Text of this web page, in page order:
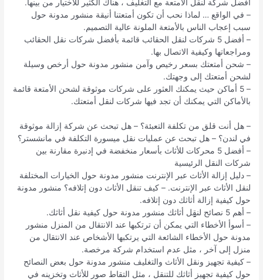
أفضل شركة لنقل الأمتعة مع التغليف ، هناك الكثير للاختيار من بينها.
– في الواقع … لماذا نحب أن تكون أمتعتنا أنيقة منشور مدونة حول
سبب إعجاب الناس بالأمتعة الملونة عالية التصميم.
– أفضل 5 شركات لنقل الحقائب قائمة بأفضل شركات نقل الحقائب
ومراجعاتها وكيفية الاتصال بها.
– شحن أمتعتك بسعر رخيص وآمن منشور مدونة حول أرخص وسيلة
لشحن أمتعتك إلى وجهتك.
– 5 أماكن حيث يمكنك العثور على شركات موثوقة لشحن الأمتعة قائمة
بالأماكن التي يمكنك أن تجد فيها شركات لنقل أمتعتك.
– هل أنت قلق من تكلفة التعبئة؟ – هل تبحث عن شركة إزالة موثوقة
في لندن؟ – هل تبحث عن عمليات نقل ميسورة التكلفة في مانشستر؟
– أفضل 5 محركات للأثاث بأسعار منخفضة في إدنبرة مقارنة بين
شركات النقل الرئيسية
– دليل إزالة الأثاث عبر الإنترنت منشور مدونة حول الخيارات المختلفة
لنقل الأثاث عبر الإنترنت. – كيف تنقل الأثاث دون إتلافه؟ منشور مدونة
حول كيفية إزالة أثاثك دون إتلافه.
– أهم 5 نصائح لنقِِِِِِِِِِِِِِِِِل أثاثك منشور مدونة حول كيفية نقل أثاثك.
– أسوأ الأخطاء التي يمكن أن ترتكبها عند الانتقال من المنزل منشور
مدونة حول الأخطاء الشائعة التي يرتكبها الأشخاص عند الانتقال من
منزل إلى آخر ، مثل عدم استخدام شركة مرخصة.
– كيفية تجهيز ونقل الأثاث والتغليف منشور مدونة حول بعض النصائح
حول كيفية تجهيز أثاثك للتنقل ، مثل التقاط صور للأثاث وتخزينه في